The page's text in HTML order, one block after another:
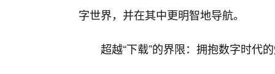
字世界，并在其中更明智地导航。
超越“下载”的界限：拥抱数字时代